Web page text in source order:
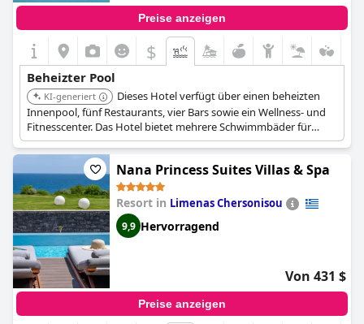
Preise anzeigen
$
Beheizter Pool
KI-generiert
Dieses Hotel verfügt über einen beheizten
Innenpool, fünf Restaurants, vier Bars sowie ein Wellness- und
Fitnesscenter. Das Hotel bietet mehrere Schwimmbäder für
Erwachsene und Kinder. Einige Zimmer und Suiten verfügen
über einen privaten oder geteilten Pool.
Nana Princess Suites Villas & Spa
Resort in Limenas Chersonisou
9,9 Hervorragend
Von 431 $
Preise anzeigen